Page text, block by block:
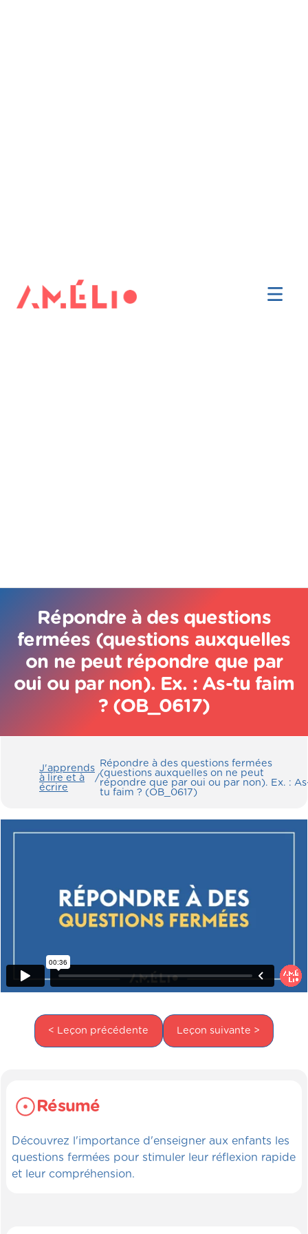
Répondre à des questions
fermées (questions auxquelles
on ne peut répondre que par
oui ou par non). Ex. : As-tu faim
? (OB_0617)
J'apprends
à lire et à
écrire
/
Répondre à des questions fermées
(questions auxquelles on ne peut
répondre que par oui ou par non). Ex. :
tu faim ? (OB_0617)
< Leçon précédente Leçon suivante >
Résumé
Découvrez l'importance d'enseigner aux enfants les
questions fermées pour stimuler leur réflexion rapide
et leur compréhension.